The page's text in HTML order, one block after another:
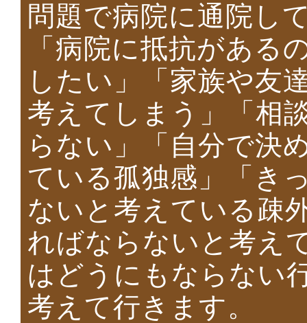
問題で病院に通院し
「病院に抵抗がある
したい」「家族や友
考えてしまう」「相
らない」「自分で決
ている孤独感」「き
ないと考えている疎
ればならないと考え
はどうにもならない
考えて行きます。